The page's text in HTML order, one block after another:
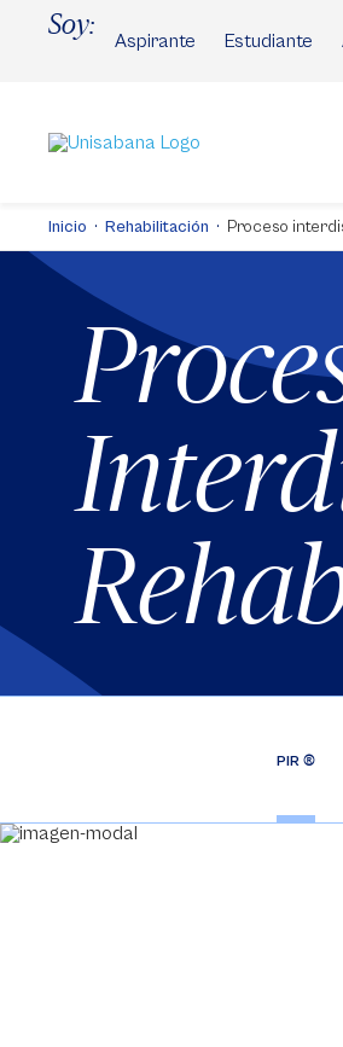
Soy:
Aspirante Estudiante
Inicio Rehabilitación Proceso
PIR®